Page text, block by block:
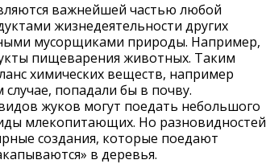
важнейшей частью любой
жизнедеятельности других
мусорщиками природы. Например,
пищеварения животных. Таким
химических веществ, например
попадали бы в почву.
жуков могут поедать небольшого
млекопитающих. Но разновидностей
создания, которые поедают
в деревья.